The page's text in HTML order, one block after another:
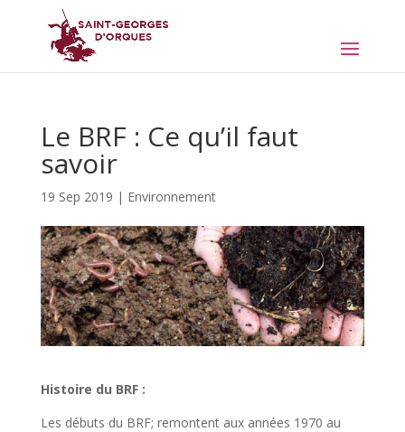
Le BRF : Ce qu’il faut
savoir
19 Sep 2019 | Environnement
Histoire du BRF :
Les débuts du BRF; remontent aux années 1970 au